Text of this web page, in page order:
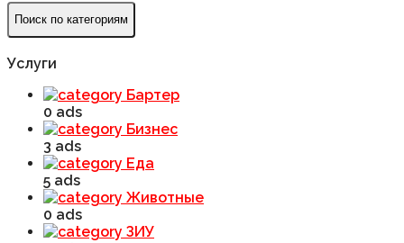
Поиск по категориям
Услуги
Бартер
0 ads
Бизнес
3 ads
Еда
5 ads
Животные
0 ads
ЗИУ